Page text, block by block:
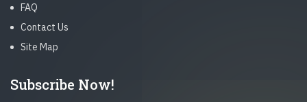
FAQ
Contact Us
Site Map
Subscribe Now!